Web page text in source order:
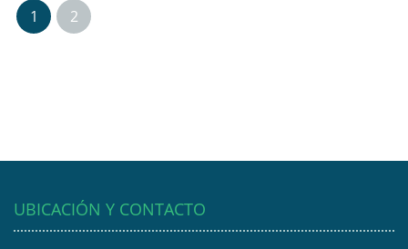
1 2
UBICACIÓN Y CONTACTO